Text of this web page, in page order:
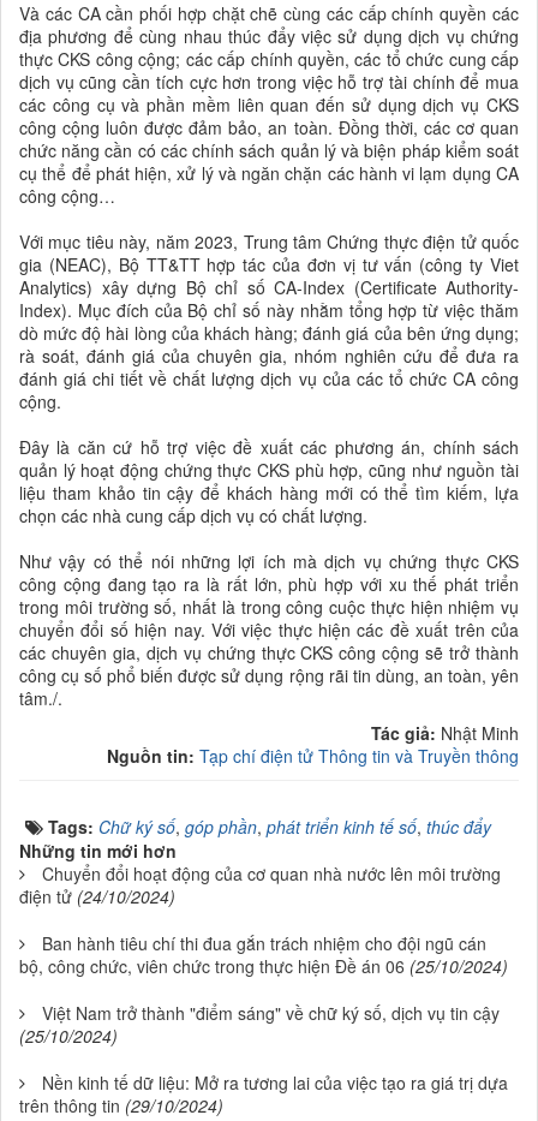
Và các CA cần phối hợp chặt chẽ cùng các cấp chính quyền các
địa phương để cùng nhau thúc đẩy việc sử dụng dịch vụ chứng
thực CKS công cộng; các cấp chính quyền, các tổ chức cung cấp
dịch vụ cũng cần tích cực hơn trong việc hỗ trợ tài chính để mua
các công cụ và phần mềm liên quan đến sử dụng dịch vụ CKS
công cộng luôn được đảm bảo, an toàn. Đồng thời, các cơ quan
chức năng cần có các chính sách quản lý và biện pháp kiểm soát
cụ thể để phát hiện, xử lý và ngăn chặn các hành vi lạm dụng CA
công cộng…
Với mục tiêu này, năm 2023, Trung tâm Chứng thực điện tử quốc
gia (NEAC), Bộ TT&TT hợp tác của đơn vị tư vấn (công ty Viet
Analytics) xây dựng Bộ chỉ số CA-Index (Certificate Authority-
Index). Mục đích của Bộ chỉ số này nhằm tổng hợp từ việc thăm
dò mức độ hài lòng của khách hàng; đánh giá của bên ứng dụng;
rà soát, đánh giá của chuyên gia, nhóm nghiên cứu để đưa ra
đánh giá chi tiết về chất lượng dịch vụ của các tổ chức CA công
cộng.
Đây là căn cứ hỗ trợ việc đề xuất các phương án, chính sách
quản lý hoạt động chứng thực CKS phù hợp, cũng như nguồn tài
liệu tham khảo tin cậy để khách hàng mới có thể tìm kiếm, lựa
chọn các nhà cung cấp dịch vụ có chất lượng.
Như vậy có thể nói những lợi ích mà dịch vụ chứng thực CKS
công cộng đang tạo ra là rất lớn, phù hợp với xu thế phát triển
trong môi trường số, nhất là trong công cuộc thực hiện nhiệm vụ
chuyển đổi số hiện nay. Với việc thực hiện các đề xuất trên của
các chuyên gia, dịch vụ chứng thực CKS công cộng sẽ trở thành
công cụ số phổ biến được sử dụng rộng rãi tin dùng, an toàn, yên
tâm./.
Tác giả: Nhật Minh
Nguồn tin: Tạp chí điện tử Thông tin và Truyền thông
Tags: Chữ ký số, góp phần, phát triển kinh tế số, thúc đẩy
Những tin mới hơn
Chuyển đổi hoạt động của cơ quan nhà nước lên môi trường
điện tử (24/10/2024)
Ban hành tiêu chí thi đua gắn trách nhiệm cho đội ngũ cán
bộ, công chức, viên chức trong thực hiện Đề án 06 (25/10/2024)
Việt Nam trở thành "điểm sáng" về chữ ký số, dịch vụ tin cậy
(25/10/2024)
Nền kinh tế dữ liệu: Mở ra tương lai của việc tạo ra giá trị dựa
trên thông tin (29/10/2024)